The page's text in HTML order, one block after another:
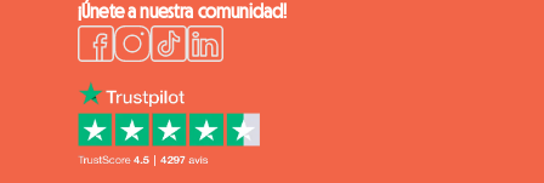
¡Únete a nuestra comunidad!